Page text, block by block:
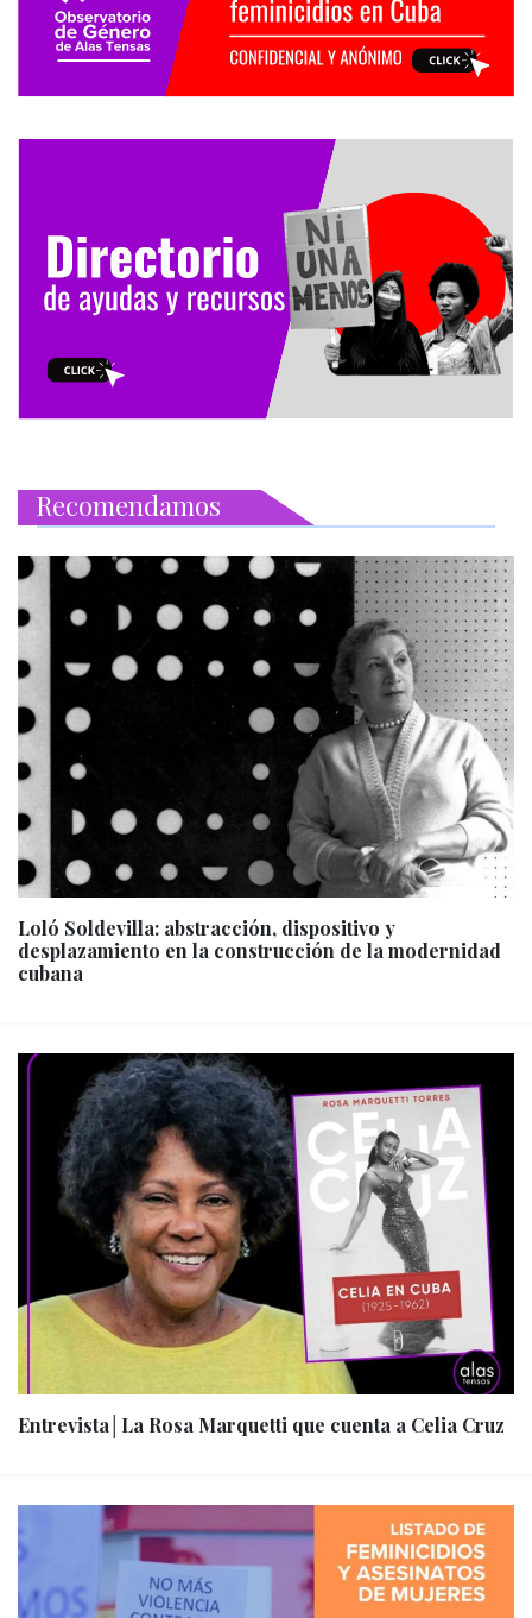
Recomendamos
Loló Soldevilla: abstracción, dispositivo y
desplazamiento en la construcción de la modernidad
cubana
Entrevista│La Rosa Marquetti que cuenta a Celia Cruz